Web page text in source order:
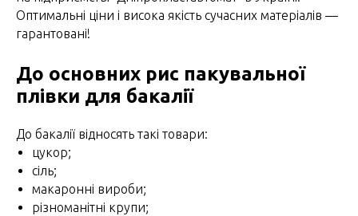
Оптимальні ціни і висока якість сучасних матеріалів —
гарантовані!
До основних рис пакувальної
плівки для бакалії
До бакалії відносять такі товари:
цукор;
сіль;
макаронні вироби;
різноманітні крупи;